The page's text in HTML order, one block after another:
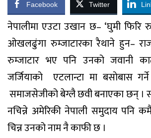
Facebook Twitter
नेपालीमा एउटा उखान छ– ‘घुमी फिरि
ओखलढुंगा रुम्जाटारका रैथाने हुन–
रुम्जाटार भए पनि उनको जवानी
जर्जियाकाे एटलान्टा मा बसाेबास
समाजसेजीको बेग्लै छवी बनाएका छन् ।
नचिन्ने अमेरिकी नेपाली समुदाय पनि
चिन्न उनको नाम नै काफी छ ।